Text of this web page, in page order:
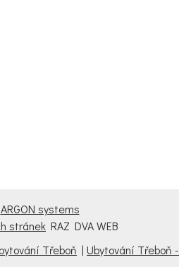
ARGON systems
stránek RAZ DVA WEB
Třeboň | Ubytování Třeboň